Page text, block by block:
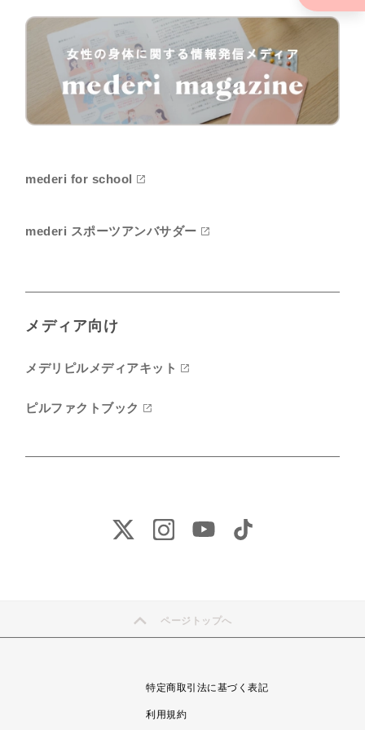
mederi for school
mederi スポーツアンバサダー
メディア向け
メデリピルメディアキット
ピルファクトブック
ページトップへ
特定商取引法に基づく表記
利用規約